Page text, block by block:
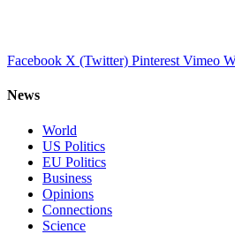
Facebook X (Twitter) Pinterest Vimeo
News
World
US Politics
EU Politics
Business
Opinions
Connections
Science